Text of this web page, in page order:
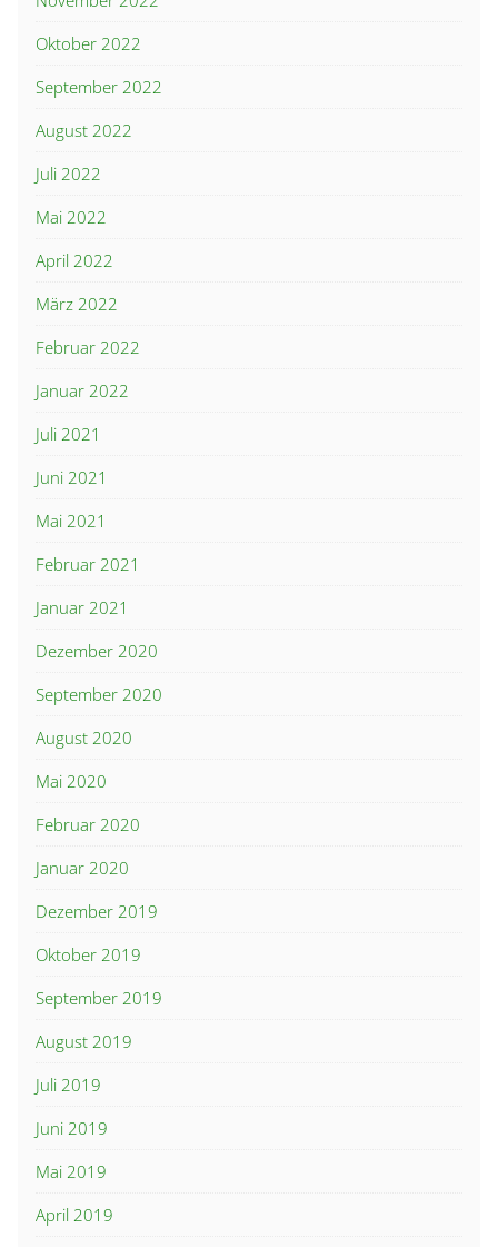
Oktober 2022
September 2022
August 2022
Juli 2022
Mai 2022
April 2022
März 2022
Februar 2022
Januar 2022
Juli 2021
Juni 2021
Mai 2021
Februar 2021
Januar 2021
Dezember 2020
September 2020
August 2020
Mai 2020
Februar 2020
Januar 2020
Dezember 2019
Oktober 2019
September 2019
August 2019
Juli 2019
Juni 2019
Mai 2019
April 2019